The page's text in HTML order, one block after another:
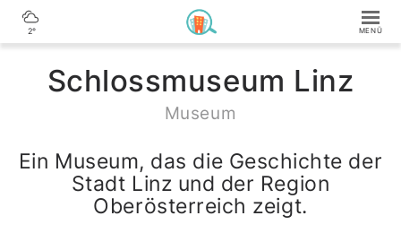
2°
Schlossmuseum Linz
Museum
Ein Museum, das die Geschichte der
Stadt Linz und der Region
Oberösterreich zeigt.